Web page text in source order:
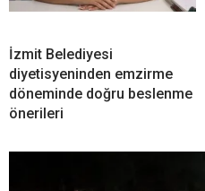
İzmit Belediyesi
diyetisyeninden emzirme
döneminde doğru beslenme
önerileri